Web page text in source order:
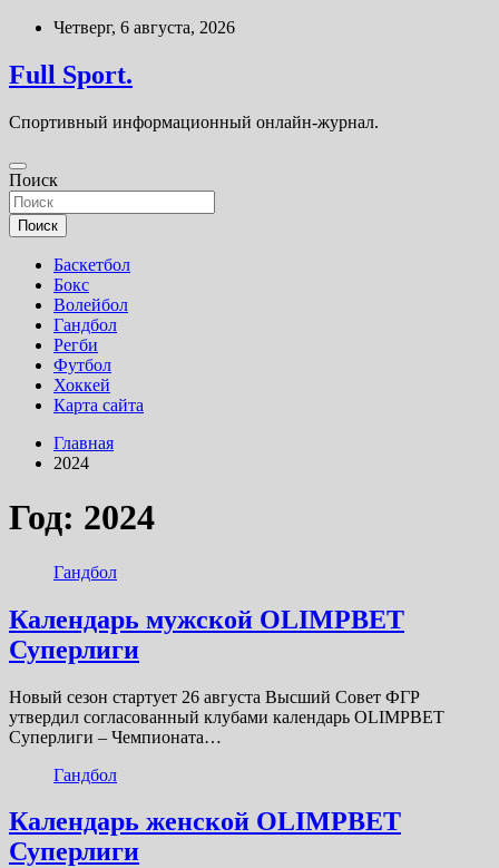
Перейти
содержимому
Четверг, 6 августа, 2026
Full Sport.
Спортивный информационный онлайн-журнал.
Поиск
Поиск
Баскетбол
Бокс
Волейбол
Гандбол
Регби
Футбол
Хоккей
Карта сайта
Главная
2024
Год: 2024
Гандбол
Календарь мужской OLIMPBET
Суперлиги
Новый сезон стартует 26 августа Высший Совет ФГР
утвердил согласованный клубами календарь OLIMPBET
Суперлиги – Чемпионата…
Гандбол
Календарь женской OLIMPBET
Суперлиги